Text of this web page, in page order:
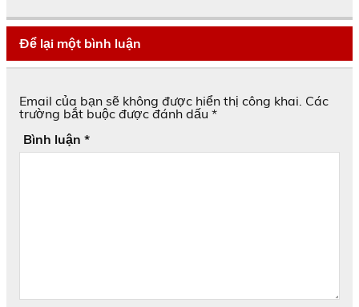
Để lại một bình luận
Email của bạn sẽ không được hiển thị công khai. Các
trường bắt buộc được đánh dấu *
Bình luận *